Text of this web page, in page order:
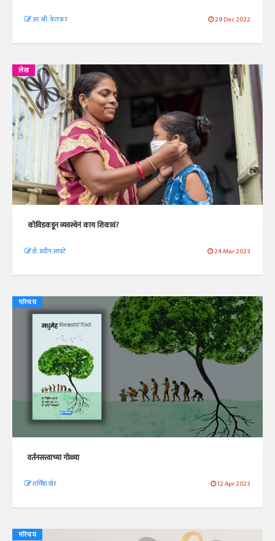
आ. श्री. केतकर 29 Dec 2022
लेख
कोविडकडून व्यवस्थेनं काय शिकावं?
डॉ. प्रदीप आवटे 24 Mar 2023
परिचय
वर्तनसत्त्वाच्या गोळ्या
शर्मिष्ठा खेर 12 Apr 2023
परिचय